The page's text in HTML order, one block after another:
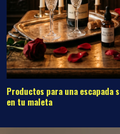
Productos para una escapada
en tu maleta